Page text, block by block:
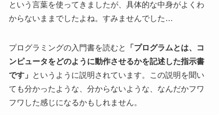
という言葉を使ってきましたが、具体的な中身がよくわ
からないままでしたよね。すみませんでした…
プログラミングの入門書を読むと
「プログラムとは、コ
ンピュータをどのように動作させるかを記述した指示書
です」
というように説明されています。この説明を聞い
ても分かったような、分からないような、なんだかフワ
フワした感じになるかもしれません。